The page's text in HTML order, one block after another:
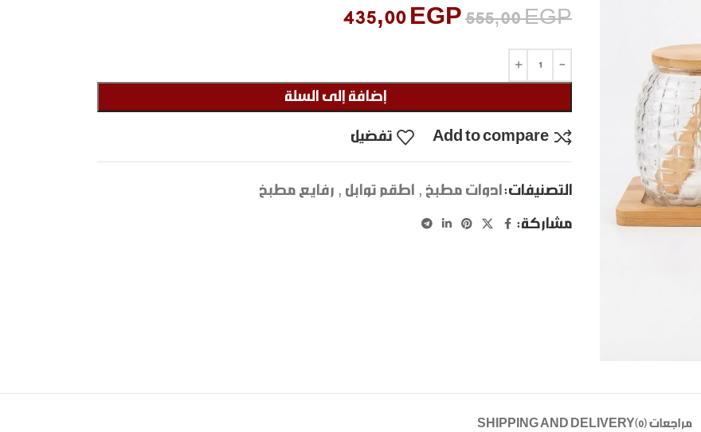
555,00EGP
435,00 EGP
إضافة إلى السلة
Add to compare تفضيل
التصنيفات: ادوات مطبخ , اطقم توابل , رفايع مطبخ
مشاركة:
مراجعات (0) SHIPPING AND DELIVERY